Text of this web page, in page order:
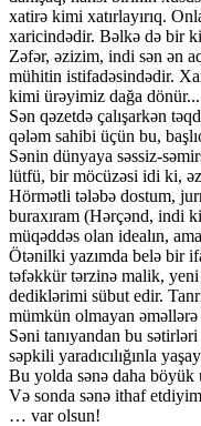
xatirə kimi xatırlayırıq.
xaricindədir. Bəlkə də bir
Zəfər, əzizim, indi sən ən
mühitin istifadəsindədir.
kimi ürəyimiz dağa dönür...
Sən qəzetdə çalışarkən
qələm sahibi üçün bu,
Sənin dünyaya səssiz-
lütfü, bir möcüzəsi idi ki,
Hörmətli tələbə dostum,
buraxıram (Hərçənd, indi
müqəddəs olan idealın,
Ötənilki yazımda belə bir
təfəkkür tərzinə malik, yeni
dediklərimi sübut edir.
mümkün olmayan
Səni tanıyandan bu
səpkili yaradıcılığınla
Bu yolda sənə daha böyük
Və sonda sənə ithaf
… var olsun!